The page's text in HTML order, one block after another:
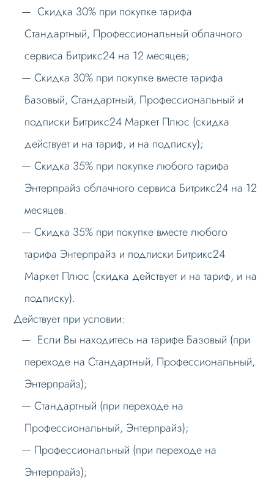
Скидка 30% при покупке тарифа
Стандартный, Профессиональный облачного
сервиса Битрикс24 на 12 месяцев;
Скидка 30% при покупке вместе тарифа
Базовый, Стандартный, Профессиональный и
подписки Битрикс24 Маркет Плюс (скидка
действует и на тариф, и на подписку);
Скидка 35% при покупке любого тарифа
Энтерпрайз облачного сервиса Битрикс24 на 12
месяцев.
Скидка 35% при покупке вместе любого
тарифа Энтерпрайз и подписки Битрикс24
Маркет Плюс (скидка действует и на тариф, и на
подписку).
Действует при условии:
Если Вы находитесь на тарифе Базовый (при
переходе на Стандартный, Профессиональный,
Энтерпрайз);
Стандартный (при переходе на
Профессиональный, Энтерпрайз);
Профессиональный (при переходе на
Энтерпрайз);